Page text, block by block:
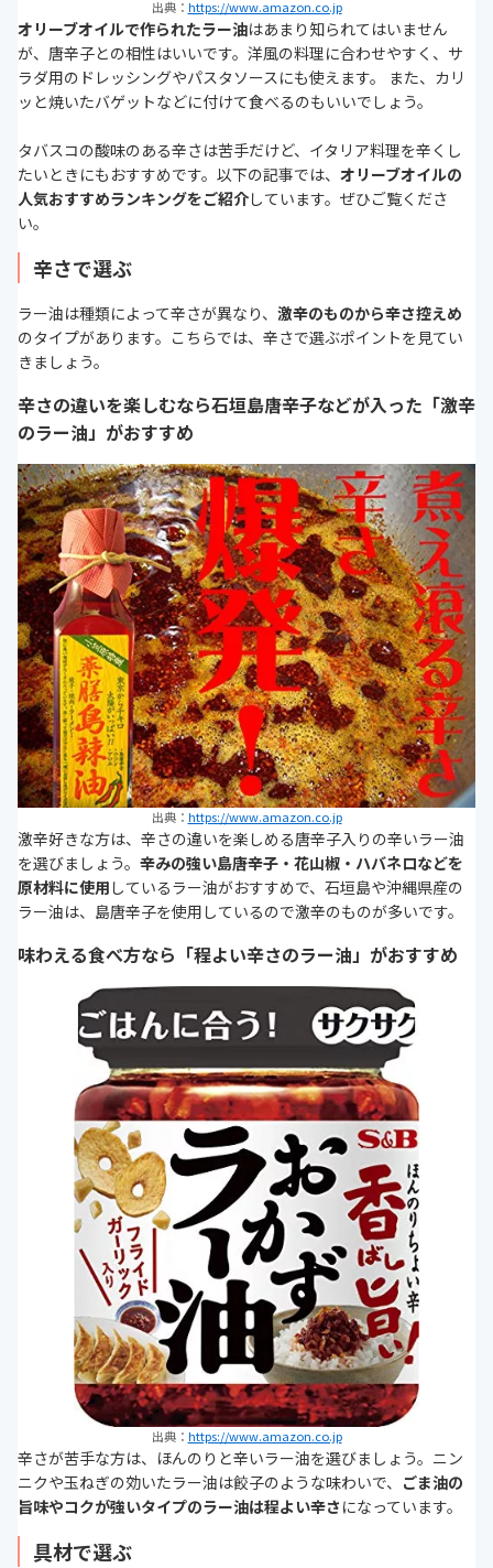
出典： https://www.amazon.co.jp
オリーブオイルで作られたラー油はあまり知られてはいません
が、唐辛子との相性はいいです。洋風の料理に合わせやすく、サ
ラダ用のドレッシングやパスタソースにも使えます。 また、カリ
ッと焼いたバゲットなどに付けて食べるのもいいでしょう。
タバスコの酸味のある辛さは苦手だけど、イタリア料理を辛くし
たいときにもおすすめです。以下の記事では、 オリーブオイルの
人気おすすめランキングをご紹介しています。ぜひご覧くださ
い。
辛さで選ぶ
ラー油は種類によって辛さが異なり、 激辛のものから辛さ控えめ
のタイプがあります。こちらでは、辛さで選ぶポイントを見てい
きましょう。
辛さの違いを楽しむなら石垣島唐辛子などが入った「激辛
のラー油」がおすすめ
出典： https://www.amazon.co.jp
激辛好きな方は、辛さの違いを楽しめる唐辛子入りの辛いラー油
を選びましょう。 辛みの強い島唐辛子・花山椒・ハバネロなどを
原材料に使用 しているラー油がおすすめで、石垣島や沖縄県産の
ラー油は、島唐辛子を使用しているので激辛のものが多いです。
味わえる食べ方なら「程よい辛さのラー油」がおすすめ
出典： https://www.amazon.co.jp
辛さが苦手な方は、ほんのりと辛いラー油を選びましょう。ニン
ニクや玉ねぎの効いたラー油は餃子のような味わいで、 ごま油の
旨味やコクが強いタイプのラー油は程よい辛さ になっています。
具材で選ぶ